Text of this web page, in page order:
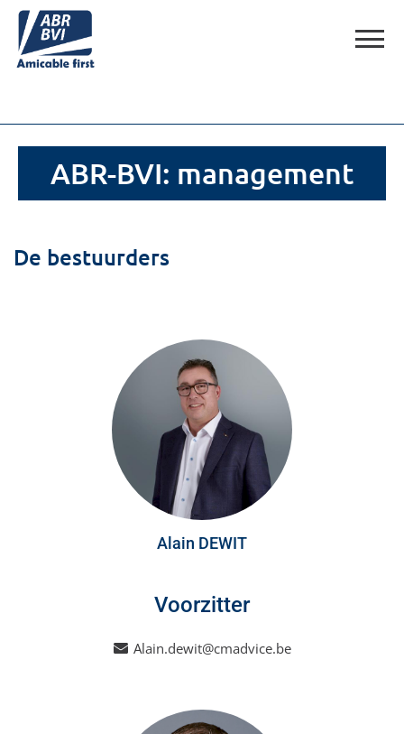
ABR-BVI: management
De bestuurders
Alain DEWIT
Voorzitter
Alain.dewit@cmadvice.be